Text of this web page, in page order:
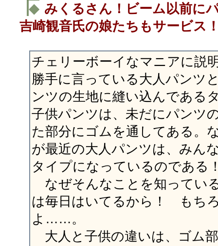
◆ みくるさん！ビーム以前
吉崎観音氏の娘たちもサービス
チェリーボーイなマニアに説
勝手に言っている大人パンツ
ンツの生地に縫い込んである
子供パンツは、未だにパンツ
た部分にゴムを通してある。
が最近の大人パンツは、みん
タイプになっているのである
なぜそんなことを知ってい
は毎日はいてるから！ もち
よ……。
大人と子供の違いは、ゴム